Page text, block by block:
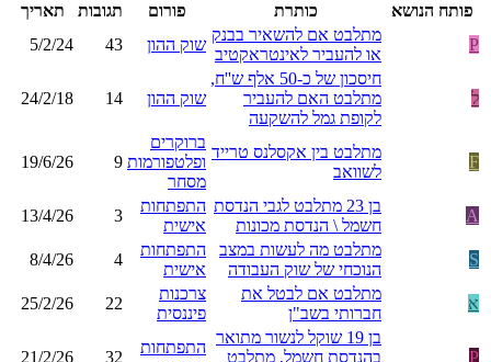
פותח הנושא כותרת פורום תגובות
תאריך
P
מתלבט אם להשאיר בבנק
או להעביר לאינטראקטיב
שוק ההון 43
5/2/24
ל
חיסכון של כ-50 אלף ש''ח,
מתלבט האם להעביר
לקופת גמל להשקעה
שוק ההון 14
24/2/18
F
מתלבט בין אקסלנס טרייד
לשוואב
ברוקרים
ופלטפורמות
מסחר
9
19/6/26
A
בן 23 מתלבט לגבי הנדסת
חשמל \ הנדסת מכונות
התפתחות
אישית
3
13/4/26
S
מתלבט מה לעשות במצב
הנוכחי של שוק העבודה
התפתחות
אישית
4
8/4/26
א
מתלבט אם לבטל את
חברותי בשב"ן
צרכנות
פיננסית
22
25/2/26
P
בן 19 שוקל לנשור מתואר
בהנדסת חשמל, מתלבט
התפתחות
32
21/2/26